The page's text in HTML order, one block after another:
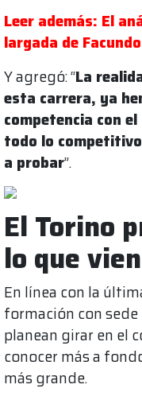
Leer además: El
largada de
Y agregó: “La
esta carrera, ya
competencia con
todo lo
a probar”.
El Torino
lo que
En línea con la
formación con
planean girar en el
conocer más a
más grande.